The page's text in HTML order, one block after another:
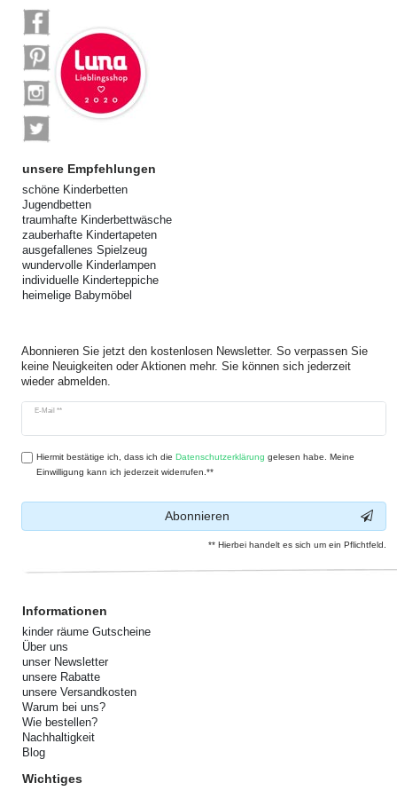
unsere Empfehlungen
schöne Kinderbetten
Jugendbetten
traumhafte Kinderbettwäsche
zauberhafte Kindertapeten
ausgefallenes Spielzeug
wundervolle Kinderlampen
individuelle Kinderteppiche
heimelige Babymöbel
Abonnieren Sie jetzt den kostenlosen Newsletter. So verpassen Sie
keine Neuigkeiten oder Aktionen mehr. Sie können sich jederzeit
wieder abmelden.
E-Mail **
Newsletter
Hiermit bestätige ich, dass ich die Daten­schutz­erklärung gelesen habe. Meine
Einwilligung kann ich jederzeit widerrufen.**
Abonnieren
** Hierbei handelt es sich um ein Pflichtfeld.
Informationen
kinder räume Gutscheine
Über uns
unser Newsletter
unsere Rabatte
unsere Versandkosten
Warum bei uns?
Wie bestellen?
Nachhaltigkeit
Blog
Wichtiges